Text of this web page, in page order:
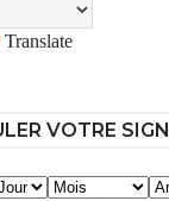
Translate
VOTRE